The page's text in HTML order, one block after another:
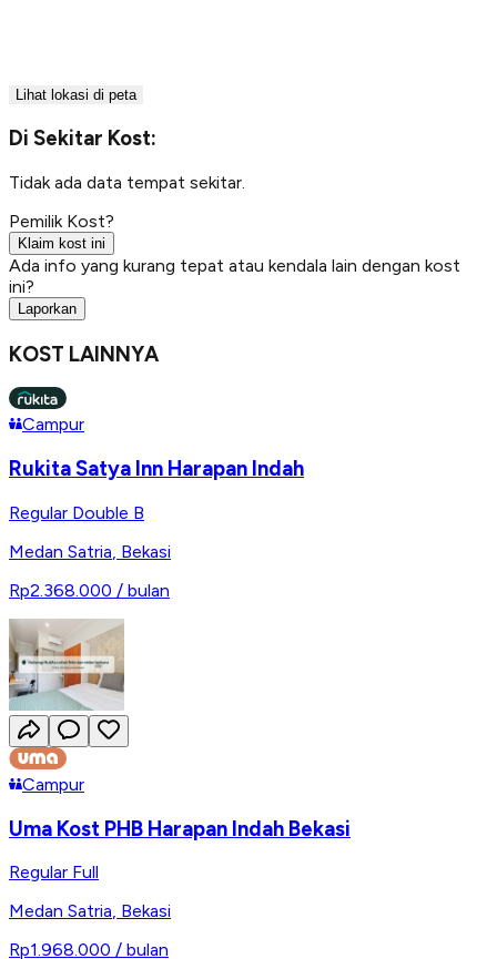
Lihat lokasi di peta
Di Sekitar Kost:
Tidak ada data tempat sekitar.
Pemilik Kost?
Klaim kost ini
Ada info yang kurang tepat atau kendala lain dengan kost
ini?
Laporkan
KOST LAINNYA
Campur
Rukita Satya Inn Harapan Indah
Regular Double B
Medan Satria Bekasi
Rp2.368.000 / bulan
Campur
Uma Kost PHB Harapan Indah Bekasi
Regular Full
Medan Satria, Bekasi
Rp1.968.000 / bulan